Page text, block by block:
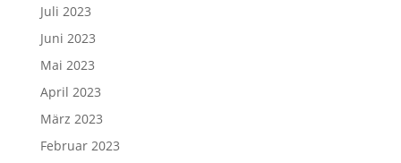
Juli 2023
Juni 2023
Mai 2023
April 2023
März 2023
Februar 2023